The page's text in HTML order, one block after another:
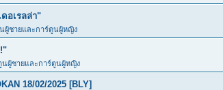
อเรลล่า"
ผู้ชายและการ์ตูนผู้หญิง
นผู้ชายและการ์ตูนผู้หญิง
18/02/2025 [BLY]